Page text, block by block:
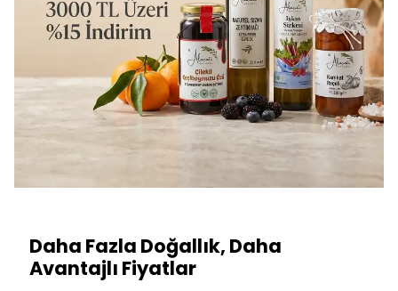
Daha Fazla Doğallık, Daha
Avantajlı Fiyatlar